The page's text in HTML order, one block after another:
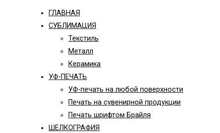
ГЛАВНАЯ
СУБЛИМАЦИЯ
Текстиль
Металл
Керамика
УФ-ПЕЧАТЬ
УФ-печать на любой поверхности
Печать на сувенирной продукции
Печать шрифтом Брайля
ШЕЛКОГРАФИЯ